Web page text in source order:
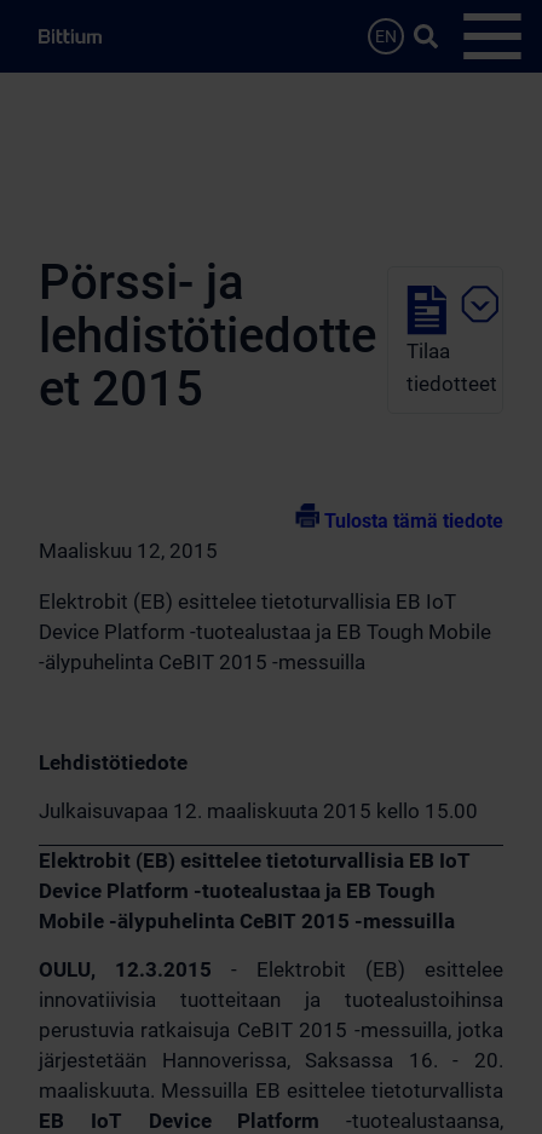
EN
Hae…
Avaa
Pörssi- ja
lehdistötiedotte
et 2015
Tilaa
tiedotteet
Tulosta tämä tiedote
Maaliskuu 12, 2015
Elektrobit (EB) esittelee tietoturvallisia EB IoT
Device Platform -tuotealustaa ja EB Tough Mobile
-älypuhelinta CeBIT 2015 -messuilla
Lehdistötiedote
Julkaisuvapaa 12. maaliskuuta 2015 kello 15.00
Elektrobit (EB) esittelee tietoturvallisia EB IoT
Device Platform -tuotealustaa ja EB Tough
Mobile -älypuhelinta CeBIT 2015 -messuilla
OULU, 12.3.2015 - Elektrobit (EB) esittelee
innovatiivisia tuotteitaan ja tuotealustoihinsa
perustuvia ratkaisuja CeBIT 2015 -messuilla, jotka
järjestetään Hannoverissa, Saksassa 16. - 20.
maaliskuuta. Messuilla EB esittelee tietoturvallista
EB IoT Device Platform -tuotealustaansa,